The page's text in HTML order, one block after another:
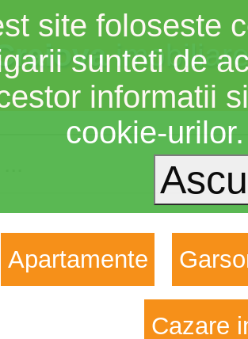
Apartamente
Cazare
site foloseste
sunteti de
informatii
cookie-